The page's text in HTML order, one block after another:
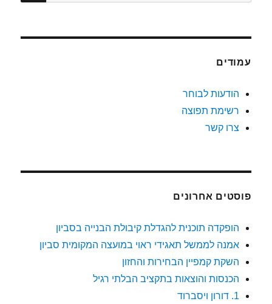
עמודים
הודעות לבוחר
רשימת תפוצה
צרו קשר
פוסטים אחרונים
הופקדה תוכנית להגדלת קיבולת הבנייה בסביון
אמנה לממשל תאגידי ראוי במועצה המקומית סביון
השקת קמפיין הבחירות והחזון
הכנסות והוצאות בתקציב הבלתי רגיל
1. דורון ויסברוד